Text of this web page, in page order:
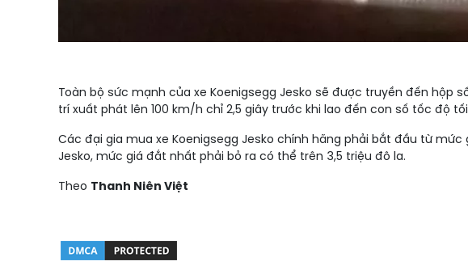
Toàn bộ sức mạnh của xe Koenigsegg Jesko sẽ được truyền đến hộp
trí xuất phát lên 100 km/h chỉ 2,5 giây trước khi lao đến con số tốc độ
Các đại gia mua xe Koenigsegg Jesko chính hãng phải bắt đầu từ
Jesko, mức giá đắt nhất phải bỏ ra có thể trên 3,5 triệu đô la.
Theo Thanh Niên Việt